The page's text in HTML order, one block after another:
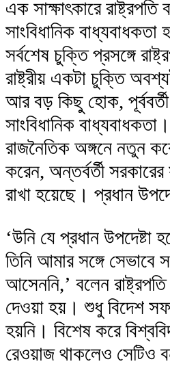
এক সাক্ষাৎকারে
সাংবিধানিক
সর্বশেষ চুক্তি প্রসঙ্গে
রাষ্ট্রীয় একটা চুক্তি
আর বড় কিছু হোক, পূর্ববর্তী
সাংবিধানিক
রাজনৈতিক অঙ্গনে নতুন
করেন, অন্তর্বর্তী
রাখা হয়েছে। প্রধান
‘উনি যে প্রধান
তিনি আমার সঙ্গে
আসেননি,’ বলেন
দেওয়া হয়। শুধু বিদেশ
হয়নি। বিশেষ করে
রেওয়াজ থাকলেও সেটিও